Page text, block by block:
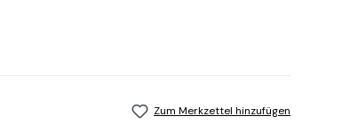
Zum Merkzettel hinzufügen